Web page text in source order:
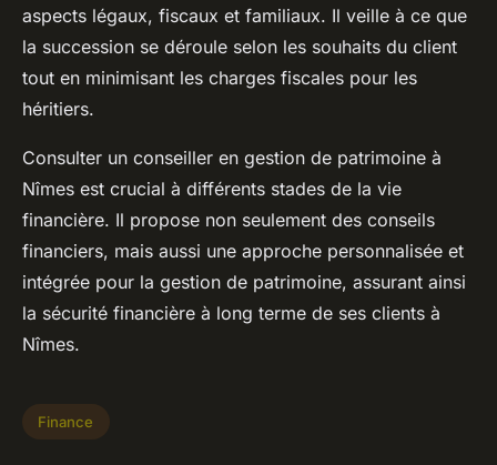
aspects légaux, fiscaux et familiaux. Il veille à ce que
la succession se déroule selon les souhaits du client
tout en minimisant les charges fiscales pour les
héritiers.
Consulter un conseiller en gestion de patrimoine à
Nîmes est crucial à différents stades de la vie
financière. Il propose non seulement des conseils
financiers, mais aussi une approche personnalisée et
intégrée pour la gestion de patrimoine, assurant ainsi
la sécurité financière à long terme de ses clients à
Nîmes.
Finance